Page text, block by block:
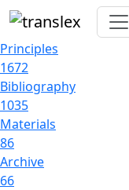
Principles
1672
Bibliography
1035
Materials
86
Archive
66